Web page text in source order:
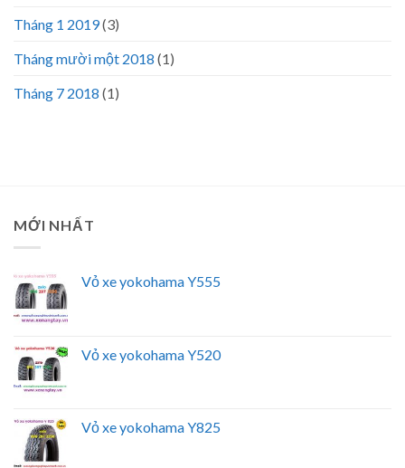
Tháng 1 2019(3)
Tháng mười một 2018 (1)
Tháng 7 2018 (1)
MỚI NHẤT
Vỏ xe yokohama Y555
Vỏ xe yokohama Y520
Vỏ xe yokohama Y825